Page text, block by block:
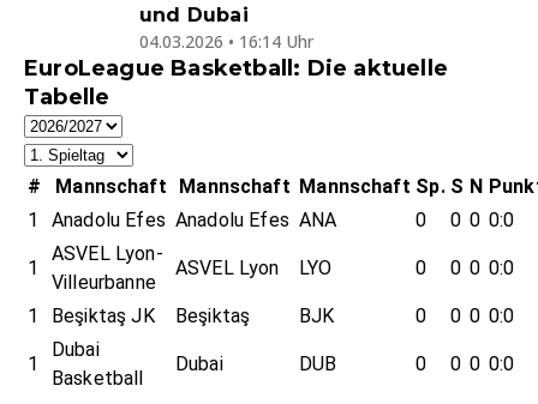
und Dubai
04.03.2026 • 16:14 Uhr
EuroLeague Basketball: Die aktuelle
Tabelle
# Mannschaft Mannschaft Mannschaft Sp. S N
1
Anadolu Efes Anadolu Efes ANA 0 0 0 0:0
1
ASVEL Lyon-
Villeurbanne
ASVEL Lyon LYO 0 0 0 0:0
1 Beşiktaş JK Beşiktaş BJK 0 0 0 0:0
1
Dubai
Basketball
Dubai DUB 0 0 0 0:0